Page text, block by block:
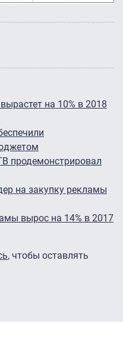
на 10% в 2018
продемонстрировал
на закупку рекламы
вырос на 14% в 2017
, чтобы оставлять